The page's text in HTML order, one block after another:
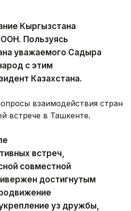
Кыргызстана
Пользуясь
уважаемого Садыра
с этим
Казахстана.
взаимодействия стран
встрече в Ташкенте.
встреч,
совместной
достигнутым
уз дружбы,